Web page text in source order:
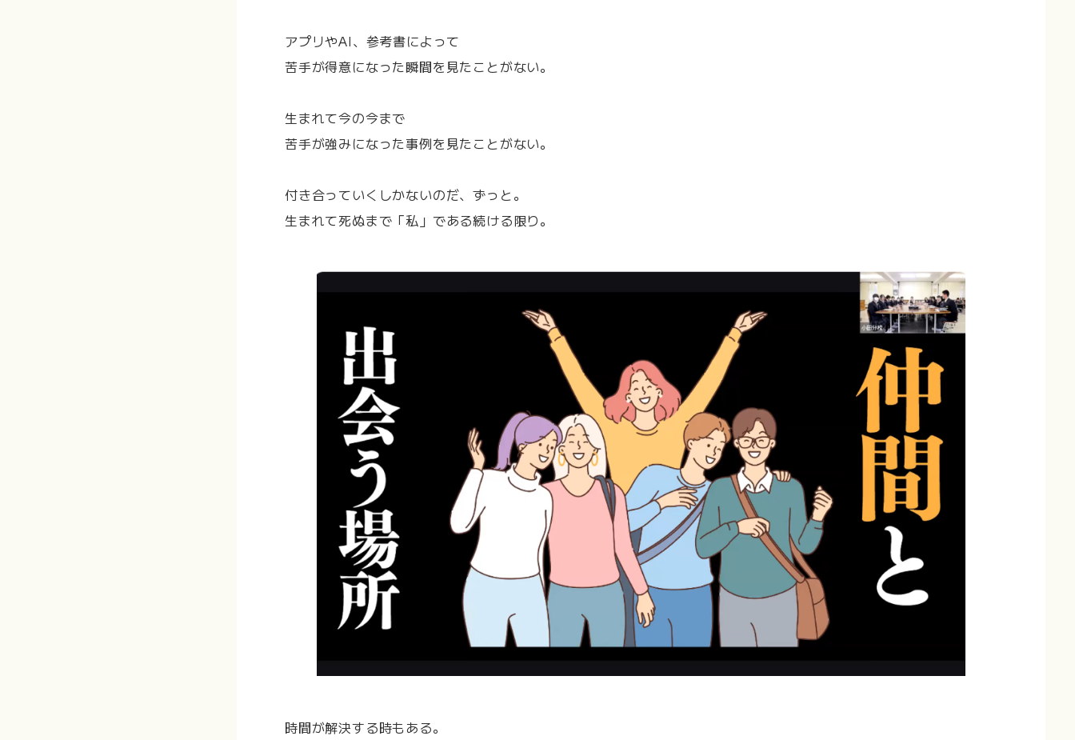
アプリやAI、参考書によって
苦手が得意になった瞬間を見たことがない。
生まれて今の今まで
苦手が強みになった事例を見たことがない。
付き合っていくしかないのだ、ずっと。
生まれて死ぬまで「私」である続ける限り。
時間が解決する時もある。